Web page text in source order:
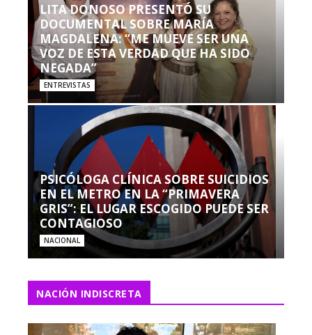
LITA DONOSO PRESENTÓ SU
DOCUMENTAL SOBRE MARÍA
MAGDALENA: “ME MUEVE SER UNA
VOZ DE ESTA VERDAD QUE HA SIDO
NEGADA”
ENTREVISTAS
PSICÓLOGA CLÍNICA SOBRE SUICIDIOS
EN EL METRO EN LA “PRIMAVERA
GRIS”: EL LUGAR ESCOGIDO PUEDE SER
CONTAGIOSO
NACIONAL
NACIÓN INDISCRETA